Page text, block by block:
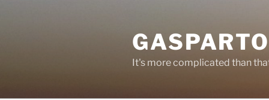
It's more complicated than